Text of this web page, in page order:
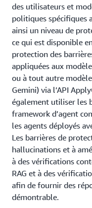
des utilisateurs et
politiques spécifiques
ainsi un niveau de
ce qui est disponible
protection des
appliquées aux
ou à tout autre
Gemini) via l’API
également utiliser les
framework d’agent
les agents déployés
Les barrières de
hallucinations et à
à des vérifications
RAG et à des
afin de fournir des
démontrable.